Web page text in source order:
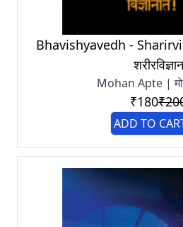
Bhavishyavedh -
शरीरविज्ञान
Mohan Apte |
₹180
ADD TO